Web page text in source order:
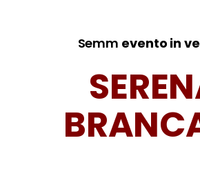
Semm evento in